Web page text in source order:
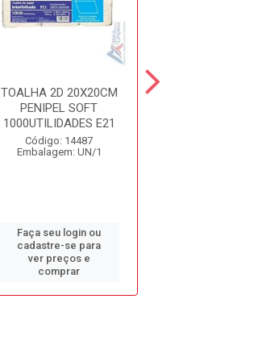
TOALHA 2D 20X20CM
PENIPEL SOFT
1000UTILIDADES E21
Código: 14487
Embalagem: UN/1
Faça seu login ou
cadastre-se para
ver preços e
comprar